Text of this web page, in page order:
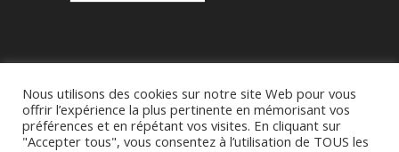
Accueil Municipalité
Le Village de Bueil
Associations
Nous utilisons des cookies sur notre site Web pour vous
offrir l’expérience la plus pertinente en mémorisant vos
préférences et en répétant vos visites. En cliquant sur
"Accepter tous", vous consentez à l’utilisation de TOUS les